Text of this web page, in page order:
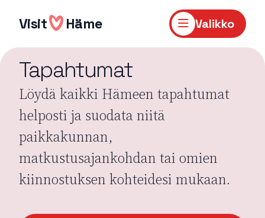
sisältöön
Visit Häme Valikko
Tapahtumat
Löydä kaikki Hämeen tapahtumat
helposti ja suodata niitä
paikkakunnan,
matkustusajankohdan tai omien
kiinnostuksen kohteidesi mukaan.